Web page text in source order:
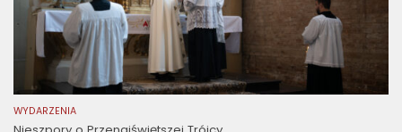
WYDARZENIA